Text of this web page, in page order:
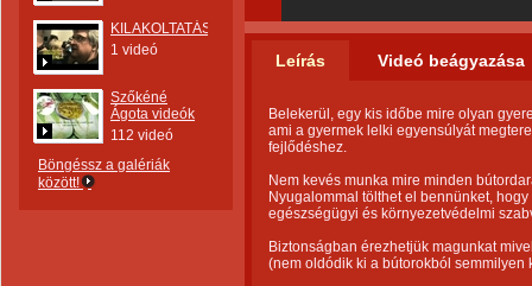
KILAKOLTATÁS
1 videó
Szőkéné
Ágota videók
112 videó
Böngéssz a galériák
között!
Leírás Videó beágyazása
Belekerül, egy kis időbe mire olyan
ami a gyermek lelki egyensúlyát
fejlődéshez.
Nem kevés munka mire minden
Nyugalommal tölthet el bennünket,
egészségügyi és környezetvédelmi
Biztonságban érezhetjük magunkat
(nem oldódik ki a bútorokból semmilyen